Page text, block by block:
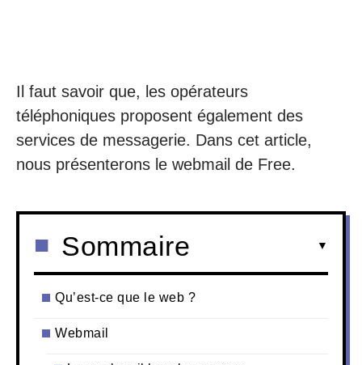
Il faut savoir que, les opérateurs
téléphoniques proposent également des
services de messagerie. Dans cet article,
nous présenterons le webmail de Free.
Sommaire
Qu’est-ce que le web ?
Webmail